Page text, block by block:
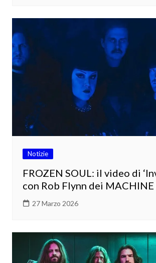
Notizie
FROZEN SOUL: il video di
con Rob Flynn dei
27 Marzo 2026